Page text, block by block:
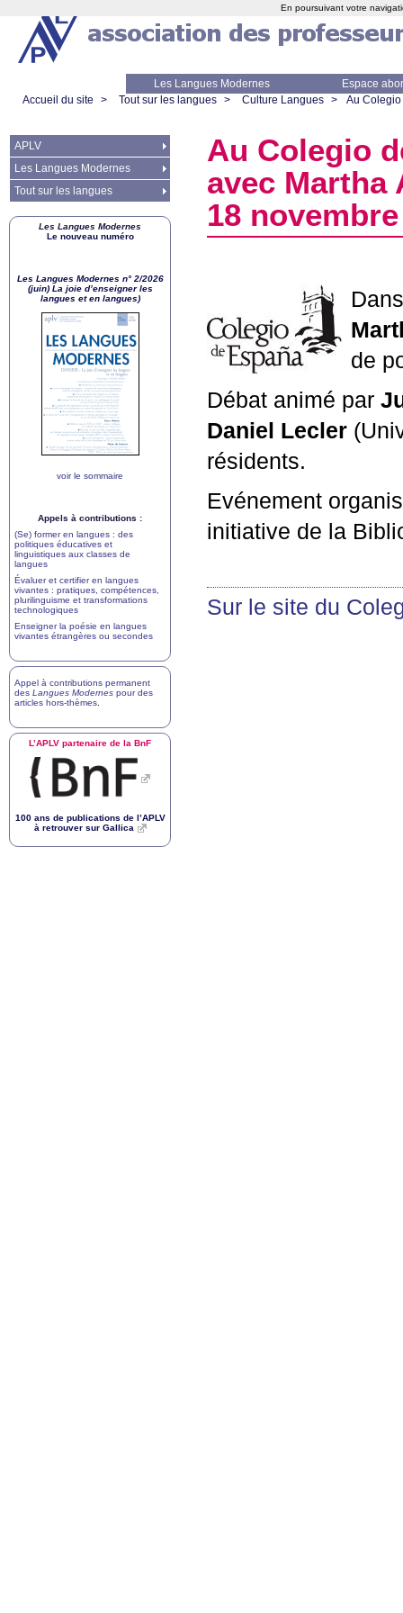
Les Langues Modernes
Espace
Accueil du site
> Tout sur les langues > Culture Langues > Au Colegio
Au Colegio
avec Martha
18
de
Débat animé par
Daniel Lecler
résidents.
Evénement
initiative de la
Sur le site du
APLV
Les Langues Modernes
Tout sur les langues
Les Langues Modernes
Le nouveau numéro
Les Langues Modernes n° 2/2026
(juin) La joie d’enseigner les
langues et en langues)
voir le sommaire
Appels à contributions :
(Se) former en langues : des
politiques éducatives et
linguistiques aux classes de
langues
Évaluer et certifier en langues
vivantes : pratiques, compétences,
plurilinguisme et transformations
technologiques
Enseigner la poésie en langues
vivantes étrangères ou secondes
Appel à contributions permanent
des Langues Modernes pour des
articles hors-thèmes
L’APLV partenaire de la BnF
100 ans de publications de l’APLV
à retrouver sur Gallica
En poursuivant votre